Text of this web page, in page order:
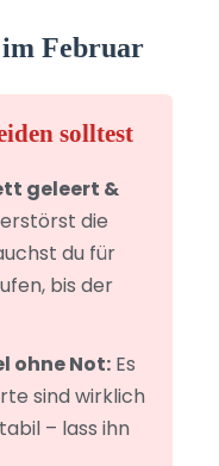
Februar
solltest
geleert &
die
du für
bis der
ohne Not:Es
sind wirklich
– lass ihn